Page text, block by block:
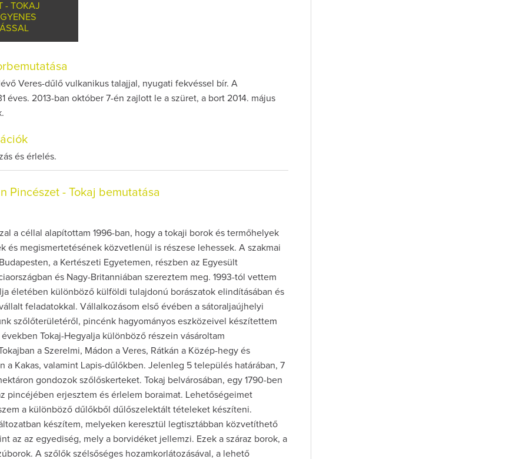
- TOKAJ
Veres-dűlő vulkanikus talajjal, nyugati fekvéssel bír. A
éves. 2013-ban október 7-én zajlott le a szüret, a bort 2014. május
és érlelés.
Pincészet - Tokaj bemutatása
a céllal alapítottam 1996-ban, hogy a tokaji borok és termőhelyek
és megismertetésének közvetlenül is részese lehessek. A szakmai
a Kertészeti Egyetemen, részben az Egyesült
és Nagy-Britanniában szereztem meg. 1993-tól vettem
életében különböző külföldi tulajdonú borászatok elindításában és
feladatokkal. Vállalkozásom első évében a sátoraljaújhelyi
szőlőterületéről, pincénk hagyományos eszközeivel készítettem
Tokaj-Hegyalja különböző részein vásároltam
a Szerelmi, Mádon a Veres, Rátkán a Közép-hegy és
a Kakas, valamint Lapis-dűlőkben. Jelenleg 5 település határában, 7
gondozok szőlőskerteket. Tokaj belvárosában, egy 1790-ben
pincéjében erjesztem és érlelem boraimat. Lehetőségeimet
a különböző dűlőkből dűlőszelektált tételeket készíteni.
készítem, melyeken keresztül legtisztábban közvetíthető
az az egyediség, mely a borvidéket jellemzi. Ezek a száraz borok, a
A szőlők szélsőséges hozamkorlátozásával, a lehető